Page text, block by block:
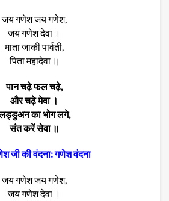
जय गणेश जय गणेश,
जय गणेश देवा ।
माता जाकी पार्वती,
पिता महादेवा ॥
पान चढ़े फल चढ़े,
और चढ़े मेवा ।
का भोग लगे,
संत करें सेवा ॥
जी की वंदना: गणेश वंदना
जय गणेश जय गणेश,
जय गणेश देवा ।